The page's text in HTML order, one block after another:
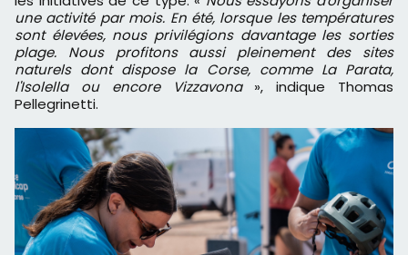
une activité par mois. En été, lorsque les températures
sont élevées, nous privilégions davantage les sorties
plage. Nous profitons aussi pleinement des sites
naturels dont dispose la Corse, comme La Parata,
l'Isolella ou encore Vizzavona», indique Thomas
Pellegrinetti.